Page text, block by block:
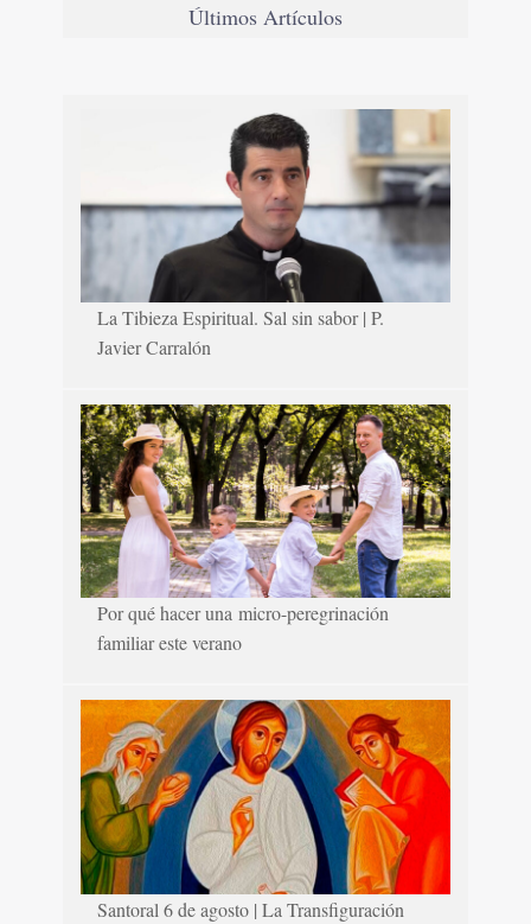
Últimos Artículos
La Tibieza Espiritual. Sal sin sabor | P.
Javier Carralón
Por qué hacer una micro-peregrinación
familiar este verano
Santoral 6 de agosto | La Transfiguración